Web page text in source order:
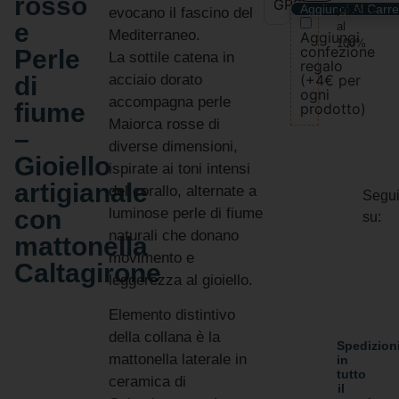
e
Perle
di
fiume
–
Gioiello
artigianale
con
mattonella
Caltagirone
evocano il fascino del
Mediterraneo.
La sottile catena in
acciaio dorato
accompagna perle
Maiorca rosse di
diverse dimensioni,
ispirate ai toni intensi
del corallo, alternate a
luminose perle di fiume
naturali che donano
movimento e
leggerezza al gioiello.
Elemento distintivo
della collana è la
mattonella laterale in
ceramica di
GPSRAggiungi Al
Aggiungi
confezione
regalo
(+4€ per
ogni
prodotto)
protette
al
100%
in
tutto
il
su: